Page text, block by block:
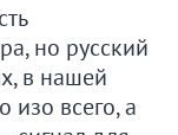
но русский
в нашей
изо всего, а